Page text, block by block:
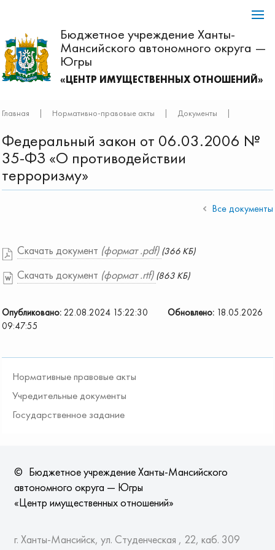
Бюджетное учреждение Ханты-
Мансийского автономного округа —
Югры
«ЦЕНТР ИМУЩЕСТВЕННЫХ ОТНОШЕНИЙ»
Главная | Нормативно-правовые акты | Документы |
Федеральный закон от 06.03.2006 №
35-ФЗ «О противодействии
терроризму»
Все документы
Скачать документ (формат .pdf) (366 КБ)
Скачать документ (формат .rtf) (863 КБ)
Опубликовано: 22.08.2024 15:22:30 Обновлено: 18.05.2026
09:47:55
Нормативные правовые акты
Учредительные документы
Государственное задание
© Бюджетное учреждение Ханты-Мансийского
автономного округа — Югры
«Центр имущественных отношений»
г. Ханты-Мансийск, ул. Студенческая , 22, каб. 309